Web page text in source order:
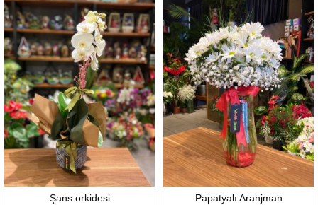
Şans orkidesi Papatyalı Aranjman